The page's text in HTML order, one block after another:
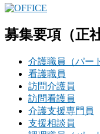
募集要項 （正
介護職員（パー
看護職員
訪問介護員
訪問看護員
介護支援専門員
支援相談員